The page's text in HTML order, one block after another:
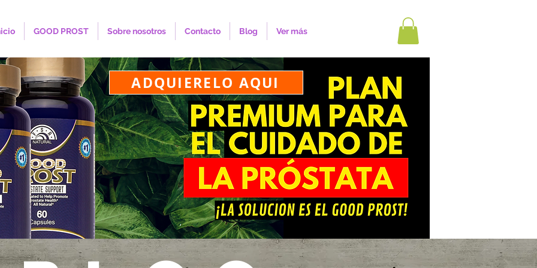
GOOD PROST Sobre nosotros Contacto Blog Ver más
ADQUIERELO AQUI